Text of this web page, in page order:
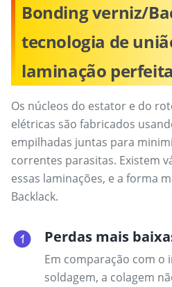
Bonding verniz/
tecnologia de
laminação
Os núcleos do estator e do
elétricas são fabricados
empilhadas juntas para
correntes parasitas. Existem
essas laminações, e a forma
Backlack.
Perdas mais
Em comparação com o
soldagem, a colagem